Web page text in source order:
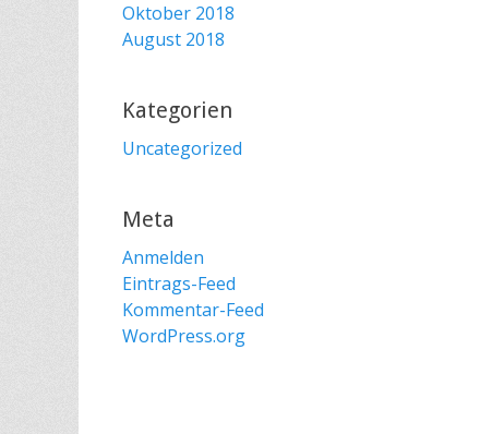
Oktober 2018
August 2018
Kategorien
Uncategorized
Meta
Anmelden
Eintrags-Feed
Kommentar-Feed
WordPress.org